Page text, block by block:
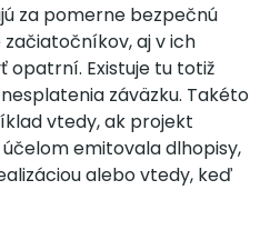
za pomerne bezpečnú
aj v ich
Existuje tu totiž
záväzku. Takéto
vtedy, ak projekt
emitovala dlhopisy,
alebo vtedy, keď